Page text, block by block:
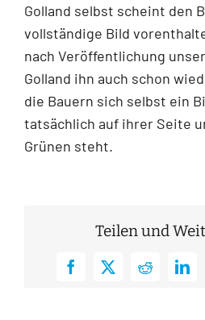
Golland selbst scheint den
vollständige Bild
nach Veröffentlichung
Golland ihn auch schon
die Bauern sich selbst ein
tatsächlich auf ihrer Seite
Grünen steht.
Teilen und
Facebook
X Reddit